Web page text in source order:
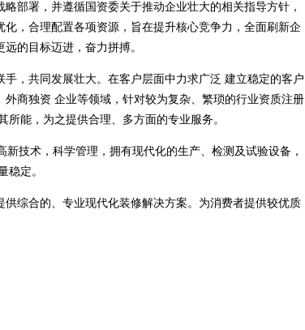
部署，并遵循国资委关于推动企业壮大的相关指导方针，
，合理配置各项资源，旨在提升核心竞争力，全面刷新企
的目标迈进，奋力拼搏。
，共同发展壮大。在客户层面中力求广泛 建立稳定的客户
商独资 企业等领域，针对较为复杂、繁琐的行业资质注册
能，为之提供合理、多方面的专业服务。
技术，科学管理，拥有现代化的生产、检测及试验设备，
稳定。
综合的、专业现代化装修解决方案。为消费者提供较优质